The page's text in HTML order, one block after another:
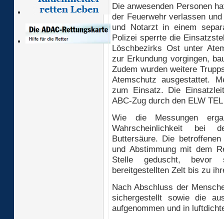
Die anwesenden Personen
der Feuerwehr verlassen
und Notarzt in einem
Polizei sperrte die
Löschbezirks Ost unter
zur Erkundung vorgingen,
Zudem wurden weitere
Atemschutz ausgestattet.
zum Einsatz. Die
ABC-Zug durch den ELW
Wie die Messungen
Wahrscheinlichkeit bei
Buttersäure. Die
und Abstimmung mit dem
Stelle geduscht,
bereitgestellten Zelt bis zu
Nach Abschluss der
sichergestellt sowie die
aufgenommen und in